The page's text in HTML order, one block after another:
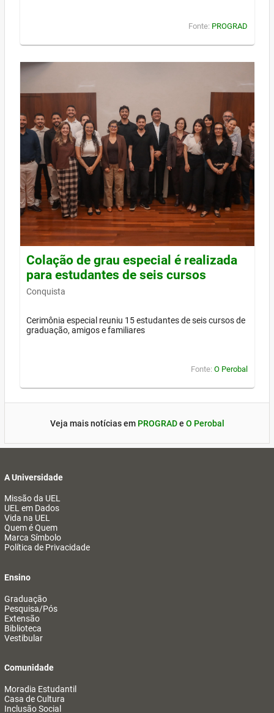
Fonte: PROGRAD
Colação de grau especial é realizada
para estudantes de seis cursos
Conquista
Cerimônia especial reuniu 15 estudantes de seis cursos de
graduação, amigos e familiares
Fonte: O Perobal
Veja mais notícias em PROGRADe O Perobal
A Universidade
Missão da UEL
UEL em Dados
Vida na UEL
Quem é Quem
Marca Símbolo
Política de Privacidade
Ensino
Graduação
Pesquisa/Pós
Extensão
Biblioteca
Vestibular
Comunidade
Moradia Estudantil
Casa de Cultura
Inclusão Social